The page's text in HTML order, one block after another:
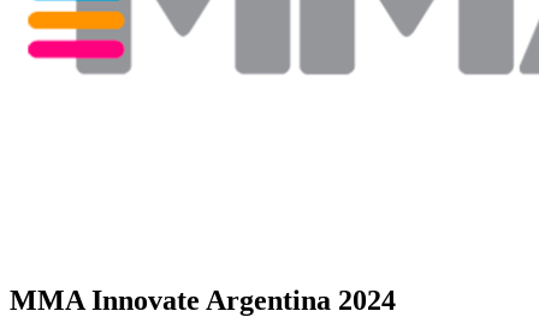
MMA Innovate Argentina 2024